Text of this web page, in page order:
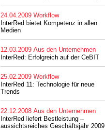
24.04.2009 Workflow
InterRed bietet Kompetenz in allen
Medien
12.03.2009 Aus den Unternehmen
InterRed: Erfolgreich auf der CeBIT
25.02.2009 Workflow
InterRed 11: Technologie für neue
Trends
22.12.2008 Aus den Unternehmen
InterRed liefert Bestleistung –
aussichtsreiches Geschäftsjahr 2009